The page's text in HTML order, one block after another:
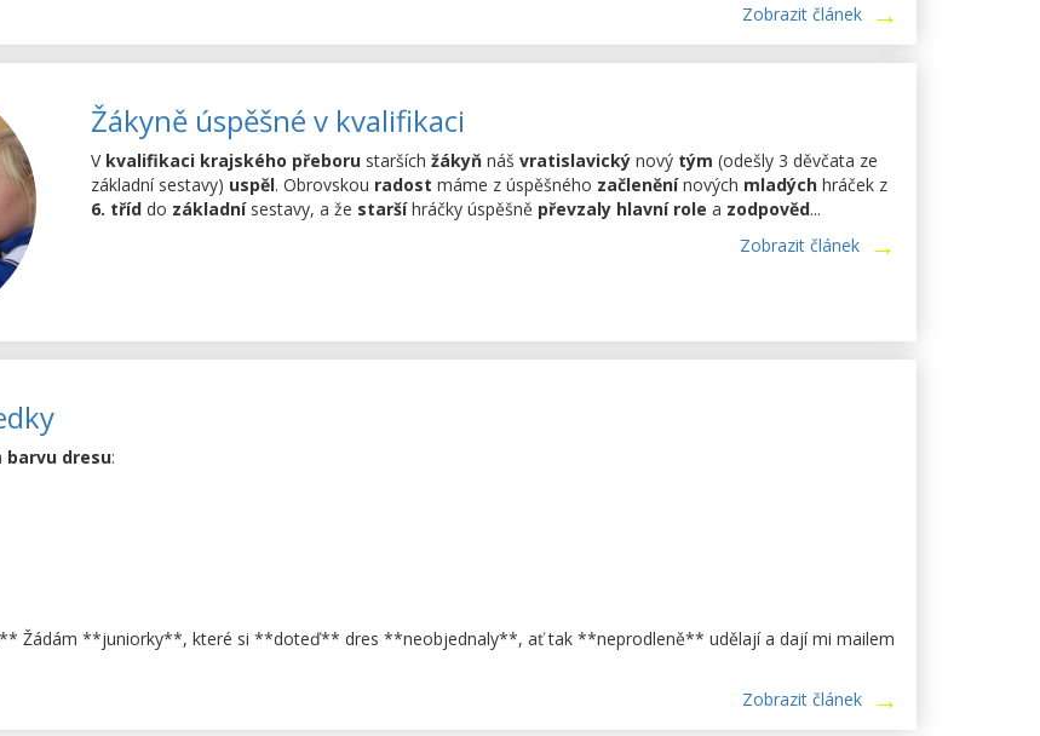
Zobrazit článek
Žákyně úspěšné v kvalifikaci
V kvalifikaci krajského přeboru starších žákyň náš vratislavický nový tým (odešly 3 děvčata ze
základní sestavy) uspěl. Obrovskou radost máme z úspěšného začleněnínových mladých hráček z
6. tříd do základnísestavy, a že staršíhráčky úspěšně převzaly hlavní role a zodpověd...
Zobrazit článek
barvu dresu:
Žádám **juniorky**, které si **doteď** dres **neobjednaly**, ať tak **neprodleně** udělají a dají mi mailem
Zobrazit článek